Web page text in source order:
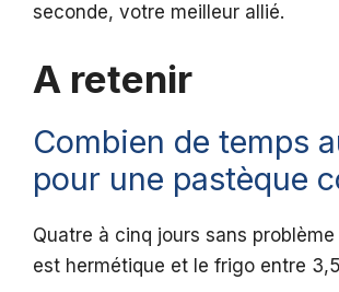
seconde, votre meilleur allié.
A retenir
Combien de temps
pour une pastèque
Quatre à cinq jours sans
est hermétique et le frigo entre